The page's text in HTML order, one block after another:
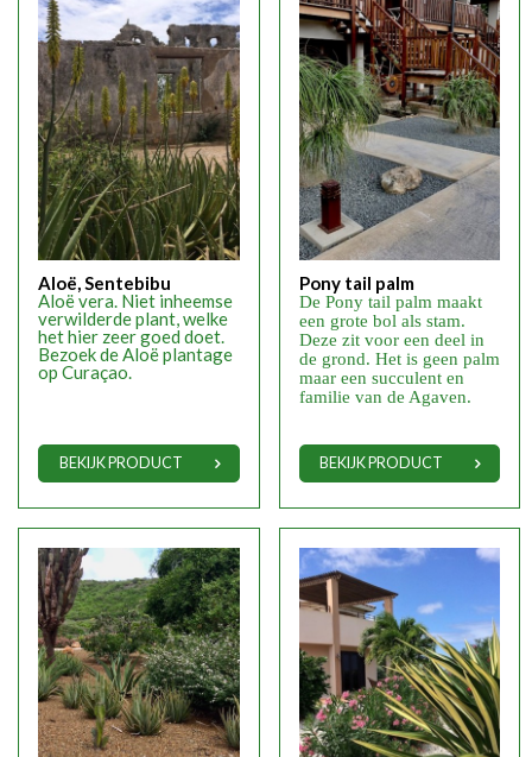
Aloë, Sentebibu
Aloë vera. Niet inheemse
verwilderde plant, welke
het hier zeer goed doet.
Bezoek de Aloë plantage
op Curaçao.
BEKIJK PRODUCT
Pony tail palm
De Pony tail palm maakt
een grote bol als stam.
Deze zit voor een deel in
de grond. Het is geen palm
maar een succulent en
familie van de Agaven.
BEKIJK PRODUCT